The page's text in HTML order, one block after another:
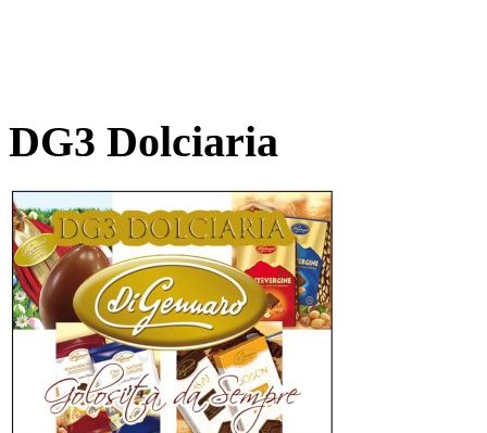
DG3 Dolciaria